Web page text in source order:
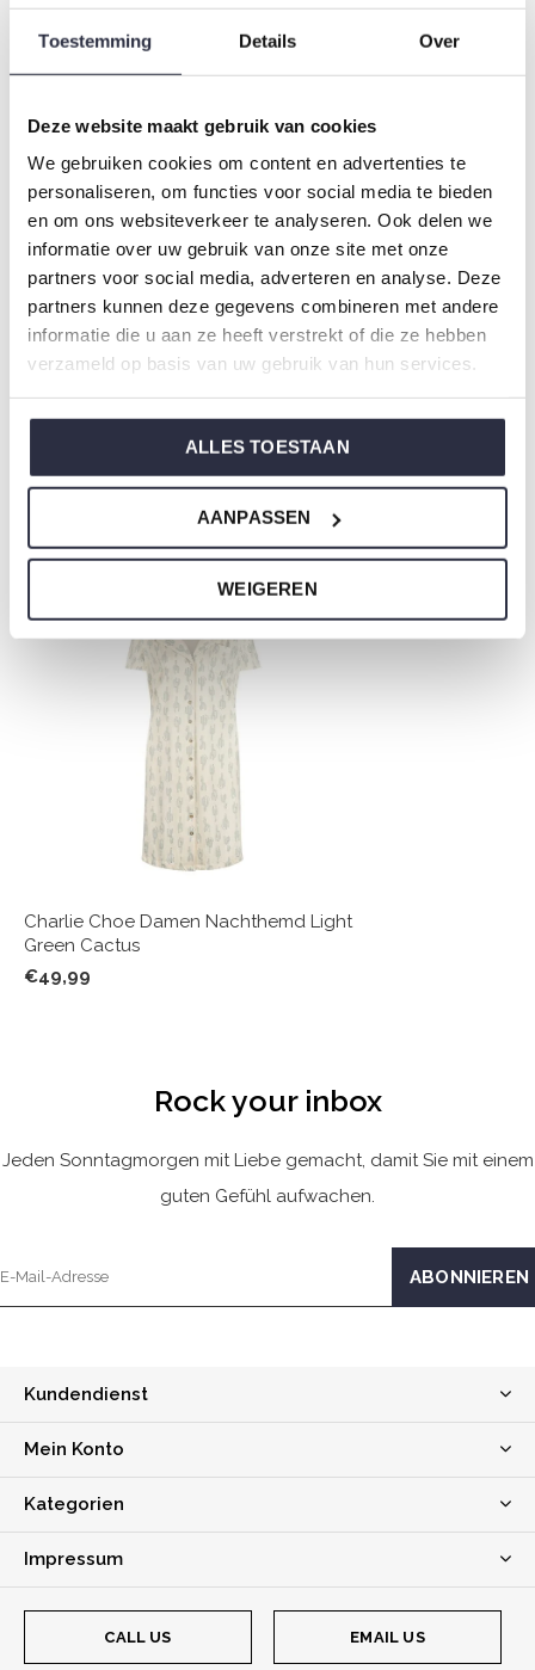
Toestemming Details Over
Deze website maakt gebruik van cookies
We gebruiken cookies om content en advertenties te
personaliseren, om functies voor social media te bieden
en om ons websiteverkeer te analyseren. Ook delen we
informatie over uw gebruik van onze site met onze
partners voor social media, adverteren en analyse. Deze
partners kunnen deze gegevens combineren met andere
informatie die u aan ze heeft verstrekt of die ze hebben
verzameld op basis van uw gebruik van hun services.
ALLES TOESTAAN
AANPASSEN
WEIGEREN
Geschlecht: Damen
Farbe: Light green
Zusammensetzung: 95% Cotton/ 5% Elastane
Artikelnummer: P55117-38
Die Nachtwäsche von Charlie Choe ist gefertigt aus
einem wunderbar weichen Jersey und hat eine perfekte
Passform.
Sie sind sich nicht sicher, welche Größe Sie für unsere
Nachtwäsche wählen sollen?
Klicken Sie dannhierfür die Größentabelle von Charlie
Charlie Choe Damen Nachthemd Light
Green Cactus
€49,99
Rock your inbox
Jeden Sonntagmorgen mit Liebe gemacht, damit Sie mit einem
guten Gefühl aufwachen.
Kundendienst
Mein Konto
Kategorien
Impressum
CALL US EMAIL US